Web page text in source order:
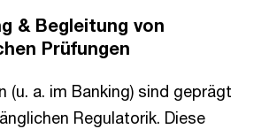
& Begleitung von
Prüfungen
(u. a. im Banking) sind geprägt
Regulatorik. Diese